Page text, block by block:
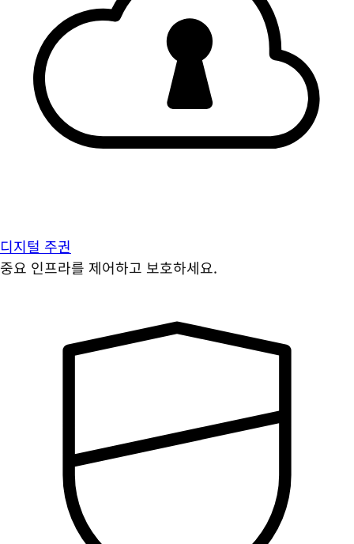
디지털 주권
중요 인프라를 제어하고 보호하세요.